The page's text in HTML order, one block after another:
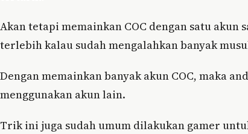
Akan tetapi memainkan COC dengan satu akun
terlebih kalau sudah mengalahkan banyak
Dengan memainkan banyak akun COC, maka
menggunakan akun lain.
Trik ini juga sudah umum dilakukan gamer